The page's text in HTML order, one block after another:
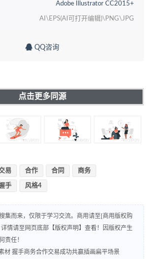
Adobe Illustrator CC2015+
AI\EPS(AI可打开编辑)\PNG\JPG
QQ咨询
点击更多同源
易 合作 合同 商务
手 风格4
集而来，仅限于学习交流。商用请至[商用版权购
情请至网页底部【版权声明】查看！因版权产生
责任！
材 握手商务合作交易成功共赢插画扁平场景